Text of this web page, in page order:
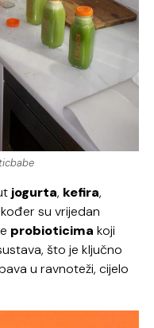
jogurta, kefira,
su vrijedan
probioticima koji
što je ključno
u ravnoteži, cijelo